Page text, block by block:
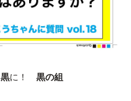
黒に！ 黒の組